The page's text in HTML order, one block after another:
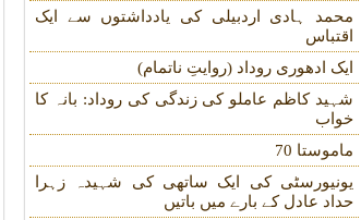
محمد ہادی اردبیلی کی یادداشتوں سے ایک
اقتباس
ایک ادھوری روداد (روایتِ ناتمام)
شہید کاظم عاملو کی زندگی کی روداد: بانہ کا
خواب
ماموستا 70
یونیورسٹی کی ایک ساتھی کی شہیدہ زہرا
حداد عادل کے بارے میں باتیں